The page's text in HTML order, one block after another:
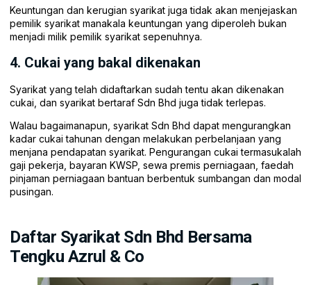
Keuntungan dan kerugian syarikat juga tidak akan menjejaskan
pemilik syarikat manakala keuntungan yang diperoleh bukan
menjadi milik pemilik syarikat sepenuhnya.
4. Cukai yang bakal dikenakan
Syarikat yang telah didaftarkan sudah tentu akan dikenakan
cukai, dan syarikat bertaraf Sdn Bhd juga tidak terlepas.
Walau bagaimanapun, syarikat Sdn Bhd dapat mengurangkan
kadar cukai tahunan dengan melakukan perbelanjaan yang
menjana pendapatan syarikat. Pengurangan cukai termasukalah
gaji pekerja, bayaran KWSP, sewa premis perniagaan, faedah
pinjaman perniagaan bantuan berbentuk sumbangan dan modal
pusingan.
Daftar Syarikat Sdn Bhd Bersama
Tengku Azrul & Co